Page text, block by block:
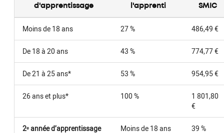
d'apprentissage
l'apprenti
SMIC
Moins de 18 ans 27 % 486,49 €
De 18 à 20 ans 43 % 774,77 €
De 21 à 25 ans* 53 % 954,95 €
26 ans et plus* 100 %
1 801,80
€
2ᵉ année d’apprentissage Moins de 18 ans 39 %